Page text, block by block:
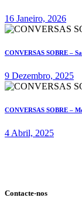
16 Janeiro, 2026
CONVERSAS SOBRE –
9 Dezembro, 2025
CONVERSAS SOBRE –
4 Abril, 2025
Contacte-nos